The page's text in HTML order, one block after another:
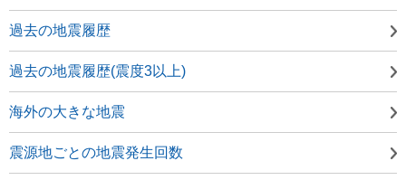
過去の地震履歴
過去の地震履歴(震度3以上)
海外の大きな地震
震源地ごとの地震発生回数